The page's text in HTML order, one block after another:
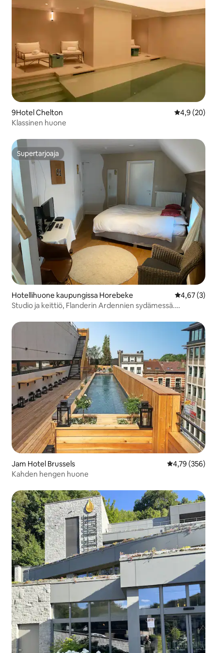
9Hotel Chelton
4,9 (20)
Klassinen huone
Supertarjoaja
Supertarjoaja
Hotellihuone kaupungissa Horebeke
4,67 (3)
Studio ja keittiö, Flanderin Ardennien sydämessä.
Jam Hotel Brussels
4,79 (356)
Kahden hengen huone